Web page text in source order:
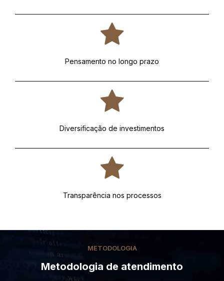
Pensamento no longo prazo
Diversificação de investimentos
Transparência nos processos
METODOLOGIA
Metodologia de atendimento